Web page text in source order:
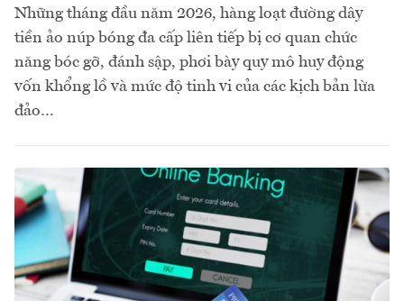
Những tháng đầu năm 2026, hàng loạt đường dây
tiền ảo núp bóng đa cấp liên tiếp bị cơ quan chức
năng bóc gỡ, đánh sập, phơi bày quy mô huy động
vốn khổng lồ và mức độ tinh vi của các kịch bản lừa
đảo…